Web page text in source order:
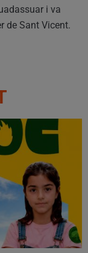
i va
de Sant Vicent.